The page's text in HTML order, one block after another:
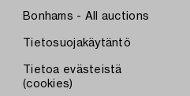
Bonhams - All auctions
Tietosuojakäytäntö
Tietoa evästeistä
(cookies)